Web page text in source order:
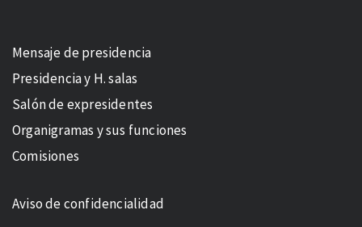
Mensaje de presidencia
Presidencia y H. salas
Salón de expresidentes
Organigramas y sus funciones
Comisiones
Aviso de confidencialidad